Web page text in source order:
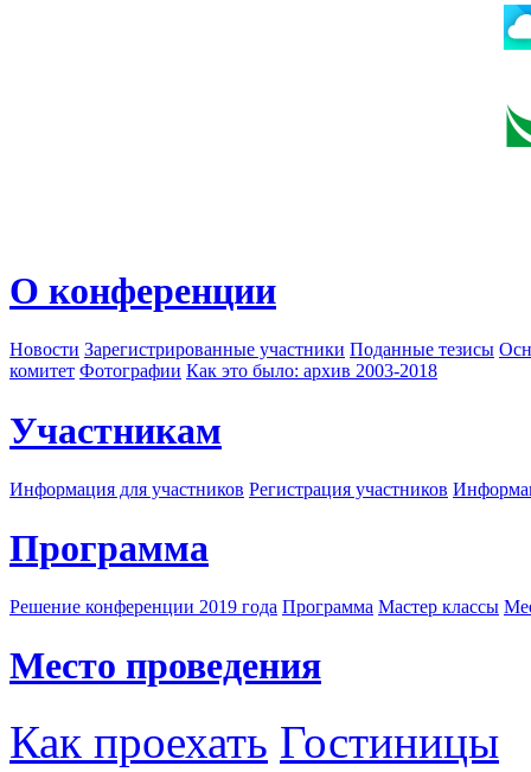
О конференции
Новости Зарегистрированные участники Поданные тезисы
комитет Фотографии Как это было: архив 2003-2018
Участникам
Информация для участников Регистрация участников
Программа
Решение конференции 2019 года Программа Мастер классы
Место проведения
Как проехать Гостиницы